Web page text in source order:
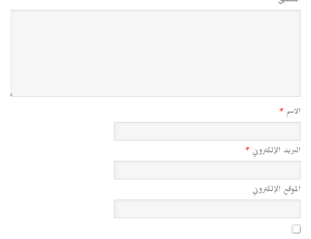
الاسم *
البريد الإلكتروني *
الموقع الإلكتروني